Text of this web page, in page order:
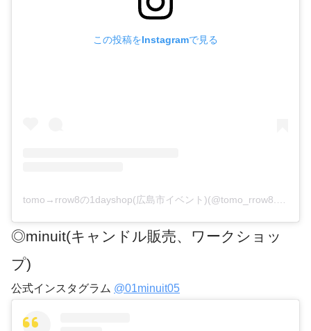
この投稿をInstagramで見る
tomo→rrow8の1dayshop(広島市イベント)(@tomo_rrow8.1day)がシェアした投稿
◎minuit(キャンドル販売、ワークショッ
プ)
公式インスタグラム @01minuit05